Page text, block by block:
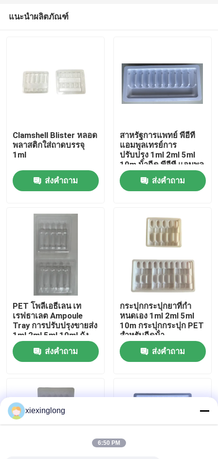
เกี่ยวกับเรา
ทัวร์โรงงาน
การควบคุมคุณภาพ
ติดต่อเรา
กรณี
แนะนำผลิตภัณฑ์
Clamshell Blister หลอด
พลาสติกใส่ถาดบรรจุ
1ml
ส่งคำถาม
สาหรัฐการแพทย์ พีอีที
แอมพูลเทรย์การ
ปรับปรุง 1ml 2ml 5ml
10m น้ําฉีด พีอีที แอมพูล
เทรย์การปรับปรุงขายส่ง
ส่งคำถาม
PET โพลีเอธีเลน เท
เรฟธาเลต Ampoule
Tray การปรับปรุงขายส่ง
1ml 2ml 5ml 10ml ถัง
กระปุกฉีดน้ํา การ
ปรับปรุง ส่งคำถาม
กระปุกกระปุกยาที่กํา
หนดเอง 1ml 2ml 5ml
10m กระปุกกระปุก PET
สําหรับฉีดน้ํา
ส่งคำถาม
xiexinglong
6:50 PM